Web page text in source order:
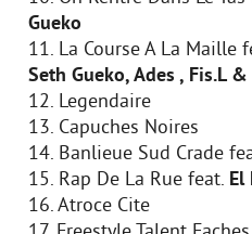
Gueko
11. La Course A La Maille
Seth Gueko, Ades , Fis.L
12. Legendaire
13. Capuches Noires
14. Banlieue Sud Crade
15. Rap De La Rue feat. El
16. Atroce Cite